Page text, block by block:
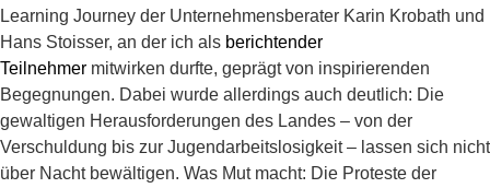
Learning Journey der Unternehmensberater Karin Krobath und
Hans Stoisser, an der ich als berichtender
Teilnehmer mitwirken durfte, geprägt von inspirierenden
Begegnungen. Dabei wurde allerdings auch deutlich: Die
gewaltigen Herausforderungen des Landes – von der
Verschuldung bis zur Jugendarbeitslosigkeit – lassen sich nicht
über Nacht bewältigen. Was Mut macht: Die Proteste der